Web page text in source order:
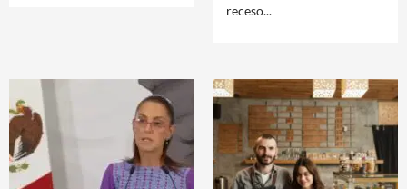
receso...